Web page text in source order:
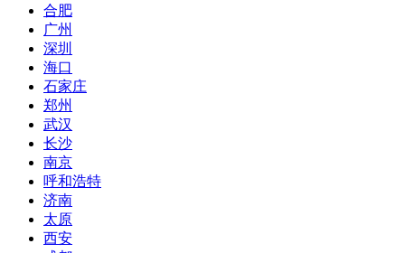
合肥
广州
深圳
海口
石家庄
郑州
武汉
长沙
南京
呼和浩特
济南
太原
西安